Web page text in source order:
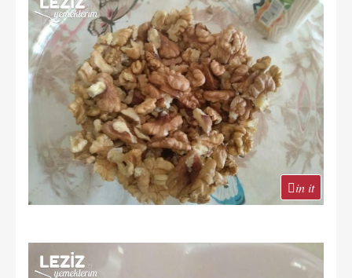
in it